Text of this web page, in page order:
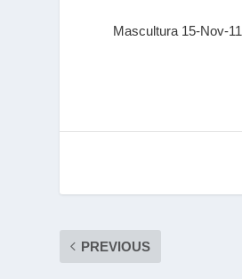
Mascultura 15-Nov-11
PREVIOUS